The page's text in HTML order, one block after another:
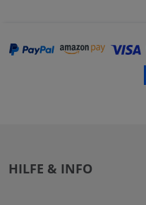
HILFE & INFO